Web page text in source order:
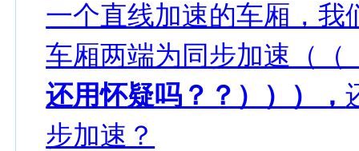
一个直线加速的车厢，我
车厢两端为同步加速（（
还用怀疑吗？？））），
步加速？